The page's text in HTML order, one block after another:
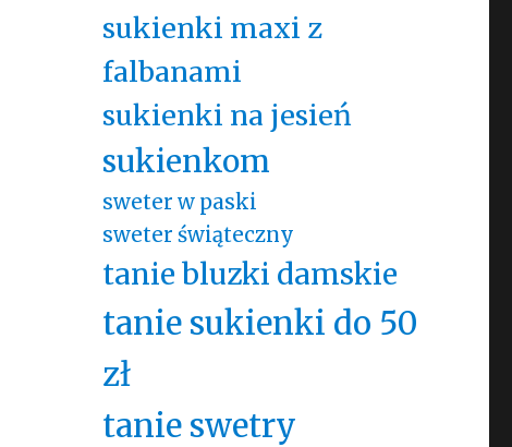
sukienki maxi z
falbanami
sukienki na jesień
sukienkom
sweter w paski
sweter świąteczny
tanie bluzki damskie
tanie sukienki do 50
zł
tanie swetry